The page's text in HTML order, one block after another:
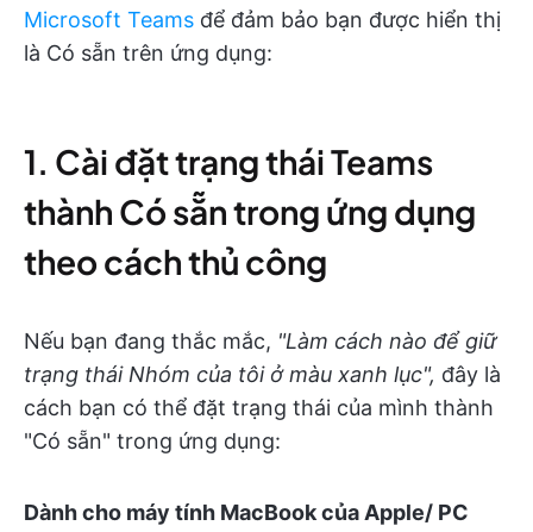
Microsoft Teams để đảm bảo bạn được hiển thị
là Có sẵn trên ứng dụng:
1. Cài đặt trạng thái Teams
thành Có sẵn trong ứng dụng
theo cách thủ công
Nếu bạn đang thắc mắc, "Làm cách nào để giữ
trạng thái Nhóm của tôi ở màu xanh lục", đây là
cách bạn có thể đặt trạng thái của mình thành
"Có sẵn" trong ứng dụng:
Dành cho máy tính MacBook của Apple/ PC